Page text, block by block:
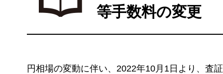
等手数料の変更
円相場の変動に伴い、2022年10月1日より、査